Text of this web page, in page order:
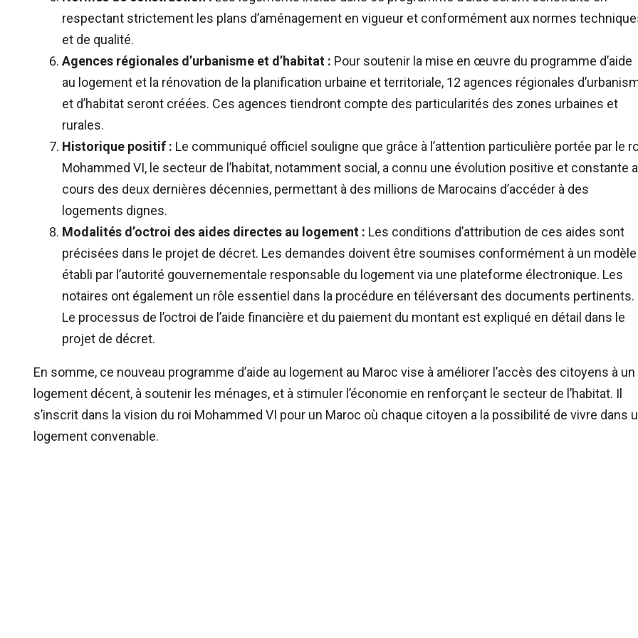
respectant strictement les plans d’aménagement en vigueur et conformément aux normes
et de qualité.
Agences régionales d’urbanisme et d’habitat : Pour soutenir la mise en œuvre du programme d’aide
au logement et la rénovation de la planification urbaine et territoriale, 12 agences régionales
et d’habitat seront créées. Ces agences tiendront compte des particularités des zones urbaines et
rurales.
Historique positif : Le communiqué officiel souligne que grâce à l’attention particulière portée par le
Mohammed VI, le secteur de l’habitat, notamment social, a connu une évolution positive et constante
cours des deux dernières décennies, permettant à des millions de Marocains d’accéder à des
logements dignes.
Modalités d’octroi des aides directes au logement : Les conditions d’attribution de ces aides sont
précisées dans le projet de décret. Les demandes doivent être soumises conformément à un modèle
établi par l’autorité gouvernementale responsable du logement via une plateforme électronique. Les
notaires ont également un rôle essentiel dans la procédure en téléversant des documents pertinents.
Le processus de l’octroi de l’aide financière et du paiement du montant est expliqué en détail dans le
projet de décret.
En somme, ce nouveau programme d’aide au logement au Maroc vise à améliorer l’accès des citoyens à un
logement décent, à soutenir les ménages, et à stimuler l’économie en renforçant le secteur de l’habitat. Il
s’inscrit dans la vision du roi Mohammed VI pour un Maroc où chaque citoyen a la possibilité de vivre dans
logement convenable.